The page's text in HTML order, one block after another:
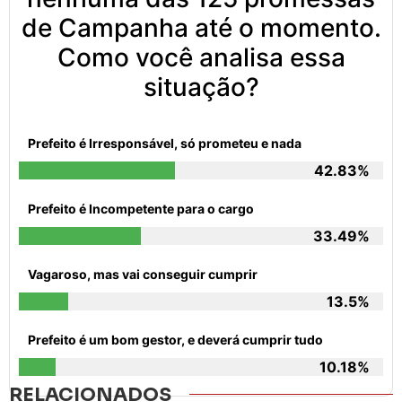
de Campanha até o momento.
Como você analisa essa
situação?
Prefeito é Irresponsável, só prometeu e nada
42.83%
Prefeito é Incompetente para o cargo
33.49%
Vagaroso, mas vai conseguir cumprir
13.5%
Prefeito é um bom gestor, e deverá cumprir tudo
10.18%
RELACIONADOS